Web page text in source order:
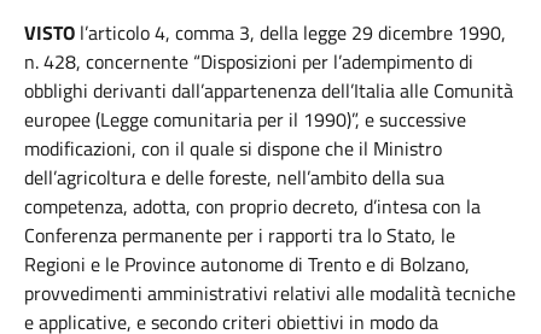
VISTO l’articolo 4, comma 3, della legge 29 dicembre 1990,
n. 428, concernente “Disposizioni per l’adempimento di
obblighi derivanti dall’appartenenza dell’Italia alle Comunità
europee (Legge comunitaria per il 1990)”, e successive
modificazioni, con il quale si dispone che il Ministro
dell’agricoltura e delle foreste, nell’ambito della sua
competenza, adotta, con proprio decreto, d’intesa con la
Conferenza permanente per i rapporti tra lo Stato, le
Regioni e le Province autonome di Trento e di Bolzano,
provvedimenti amministrativi relativi alle modalità tecniche
e applicative, e secondo criteri obiettivi in modo da